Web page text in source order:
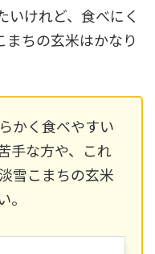
いけれど、食べにく
まちの玄米はかなり
かく食べやすい
手な方や、これ
雪こまちの玄米